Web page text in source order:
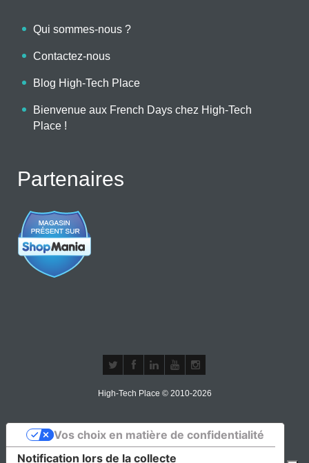
Qui sommes-nous ?
Contactez-nous
Blog High-Tech Place
Bienvenue aux French Days chez High-Tech
Place !
Partenaires
High-Tech Place © 2010-2026
Notification lors de la collecte
Vos choix en matière de confidentialité